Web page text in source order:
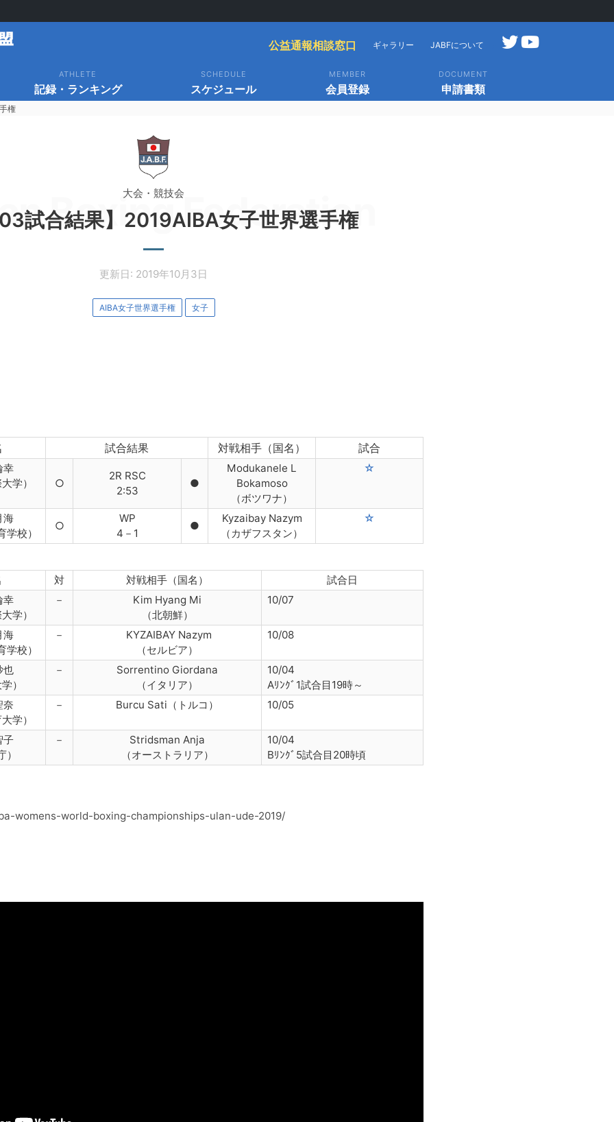
公益通報相談窓口 ギャラリー JABFについて
ATHLETE
記録・ランキング
SCHEDULE
スケジュール
MEMBER
会員登録
DOCUMENT
申請書類
権
Boxing Federation
大会・競技会
試合結果】2019AIBA女子世界選手権
更新日: 2019年10月3日
AIBA女子世界選手権 女子
試合結果 対戦相手（国名） 試合
幸
学）
○
2R RSC
2:53
●
Modukanele L
Bokamoso
（ボツワナ）
☆
海
学校）
○
WP
4－1
●
Kyzaibay Nazym
（カザフスタン）
☆
対 対戦相手（国名）
試合日
幸
学）
－
Kim Hyang Mi
（北朝鮮）
10/07
海
学校）
－
KYZAIBAY Nazym
（セルビア）
10/08
也
）
－
Sorrentino Giordana
（イタリア）
10/04
Aﾘﾝｸﾞ1試合目19時～
奈
学）
－ Burcu Sati（トルコ） 10/05
子
－
Stridsman Anja
（オーストラリア）
10/04
Bﾘﾝｸﾞ5試合目20時頃
womens-world-boxing-championships-ulan-ude-2019/